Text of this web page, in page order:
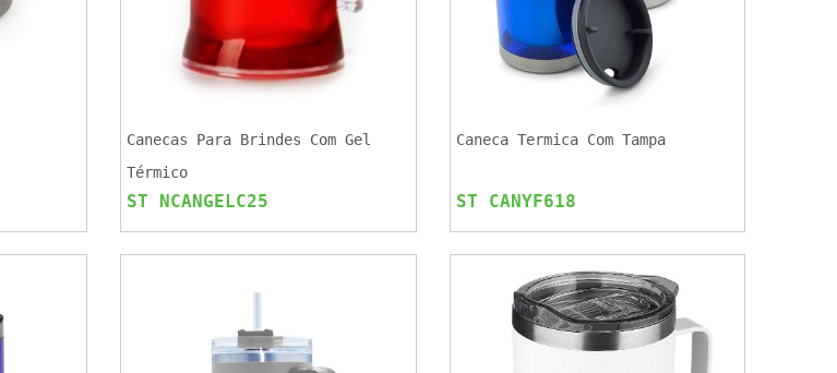
Canecas Para Brindes Com Gel
Térmico
ST NCANGELC25
Caneca Termica Com Tampa
ST CANYF618